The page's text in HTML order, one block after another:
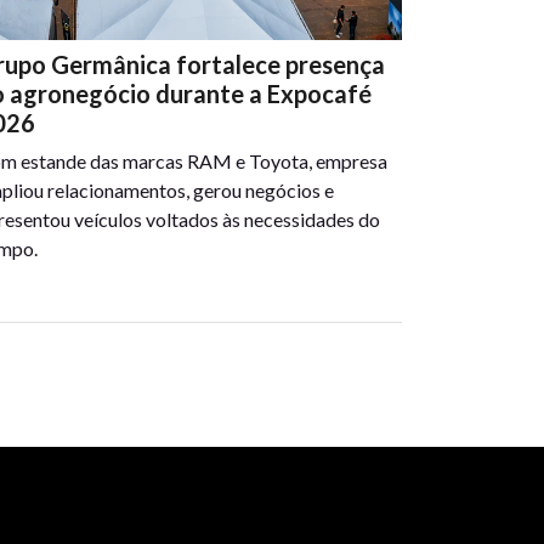
Germânica fortalece presença
agronegócio durante a Expocafé
estande das marcas RAM e Toyota, empresa
relacionamentos, gerou negócios e
veículos voltados às necessidades do